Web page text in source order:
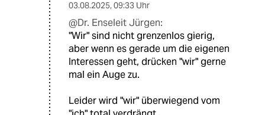
03.08.2025, 09:33 Uhr
@Dr. Enseleit Jürgen:
"Wir" sind nicht grenzenlos gierig,
aber wenn es gerade um die eigenen
Interessen geht, drücken "wir" gerne
mal ein Auge zu.
Leider wird "wir" überwiegend vom